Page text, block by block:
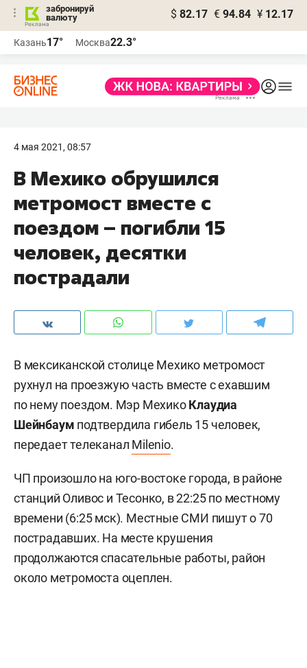
забронируй
валюту
$ 82.17 € 94.84 ¥ 12.17
Казань17° Москва22.3°
4 мая 2021, 08:57
В Мехико обрушился
метромост вместе с
поездом – погибли 15
человек, десятки
пострадали
В мексиканской столице Мехико метромост
рухнул на проезжую часть вместе с ехавшим
по нему поездом. Мэр МехикоКлаудиа
Шейнбаум подтвердила гибель 15 человек,
передает телеканал Milenio.
ЧП произошло на юго-востоке города, в районе
станций Оливос и Тесонко, в 22:25 по местному
времени (6:25 мск). Местные СМИ пишут о 70
пострадавших. На месте крушения
продолжаются спасательные работы, район
около метромоста оцеплен.